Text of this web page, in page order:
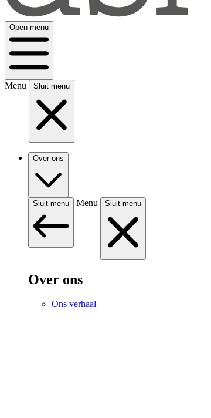
Open menu
Menu Sluit menu
Over ons
Sluit menu Menu Sluit menu
Over ons
Ons verhaal